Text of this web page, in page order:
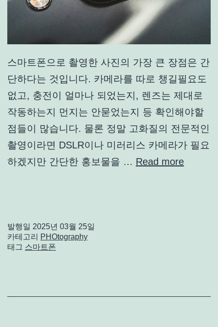
스마트폰으로 촬영한 사진의 가장 큰 장점은 간
단하다는 것입니다. 카메라를 따로 챙길필요도
없고, 충전이 얼마나 되었는지, 렌즈는 제대로
작동하는지 먼지는 안묻었는지 등 확인해야할
점들이 많습니다. 물론 정말 고화질의 전문적인
촬영이라면 DSLR이나 미러리스 카메라가 필요
하겠지만 간단한 홍보물을 … Read more
발행일 2025년 03월 25일
카테고리
PHOtography
태그 스마트폰